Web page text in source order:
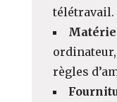
télétravail.
règles